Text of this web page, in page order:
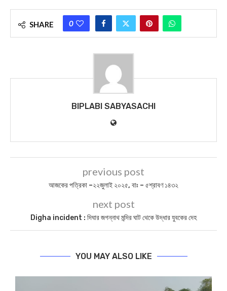
SHARE 0
BIPLABI SABYASACHI
previous post
আজকের পত্রিকা –২২জুলাই ২০২৫, বাঃ – ৫শ্রাবণ ১৪৩২
next post
Digha incident : দিঘার জগন্নাথ মন্দির ঘাট থেকে উদ্ধার যুবকের দেহ
YOU MAY ALSO LIKE